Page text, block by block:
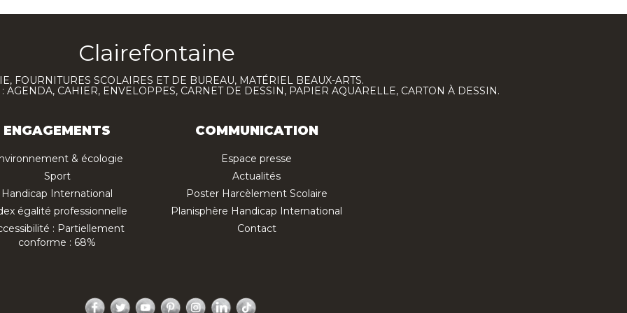
Clairefontaine
FOURNITURES SCOLAIRES ET DE BUREAU, MATÉRIEL BEAUX-ARTS.
AGENDA, CAHIER, ENVELOPPES, CARNET DE DESSIN, PAPIER AQUARELLE, CARTON À DESSIN.
ENGAGEMENTS
& écologie
Sport
Handicap International
égalité professionnelle
: Partiellement
conforme : 68%
COMMUNICATION
Espace presse
Actualités
Poster Harcèlement Scolaire
Planisphère Handicap International
Contact
Facebook
TwitterYouTubePinterestInstagram
LinkedIn